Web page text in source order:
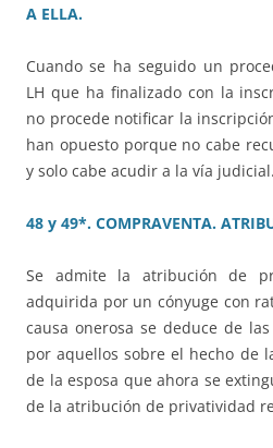
A ELLA.
Cuando se ha seguido un
LH que ha finalizado con la
no procede notificar la
han opuesto porque no cabe
y solo cabe acudir a la vía judicial.
48 y 49*. COMPRAVENTA.
Se admite la atribución de
adquirida por un cónyuge con
causa onerosa se deduce de
por aquellos sobre el hecho de
de la esposa que ahora se
de la atribución de privatividad